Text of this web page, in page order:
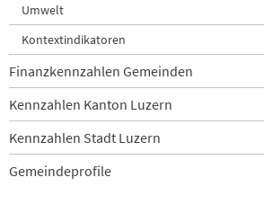
Umwelt
Kontextindikatoren
Finanzkennzahlen Gemeinden
Kennzahlen Kanton Luzern
Kennzahlen Stadt Luzern
Gemeindeprofile